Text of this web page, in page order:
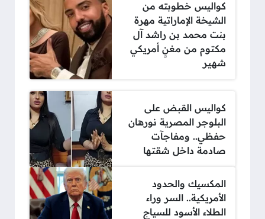
كواليس خطوبته من
الشيخة الإماراتية مهرة
بنت محمد بن راشد آل
مكتوم من مغنٍ أمريكي
شهير
كواليس القبض على
البلوجر المصرية نورهان
حفظي.. ومفاجآت
صادمة داخل شقتها
المكسيك والحدود
الأمريكية.. السر وراء
الطلاء الأسود للسياج